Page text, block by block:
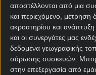
αποστέλλονται από μια
και περιεχόμενο, μέτρηση
ακροατηρίου και
και οι συνεργάτες μας
δεδομένα γεωγραφικής
σάρωσης συσκευών.
στην επεξεργασία από
Διαγωνισμός* | Με
Η 5η αγωνιστική της
Conference League
κι εσύ μπορείς να
έδρας αναμέτρηση